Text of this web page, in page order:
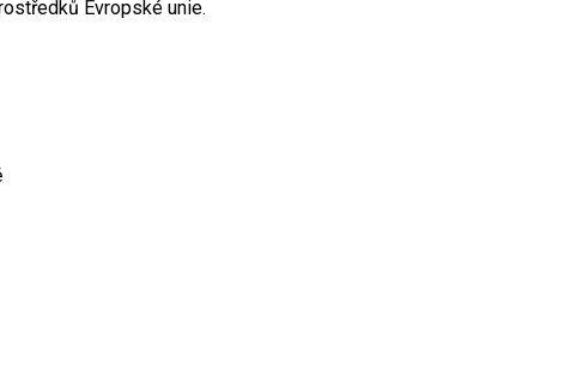
Evropské unie.